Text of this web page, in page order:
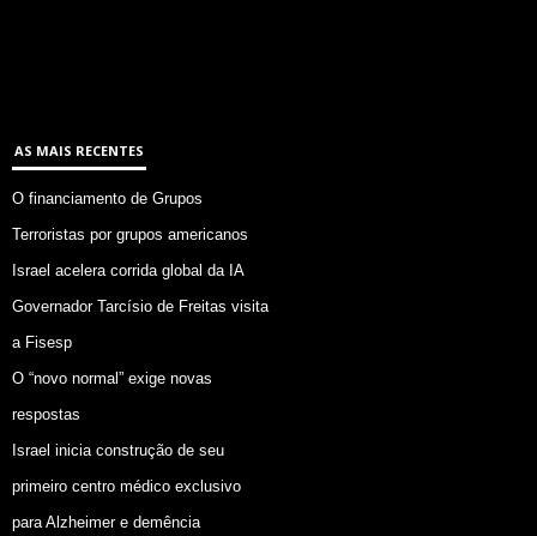
AS MAIS RECENTES
O financiamento de Grupos
Terroristas por grupos americanos
Israel acelera corrida global da IA
Governador Tarcísio de Freitas visita
a Fisesp
O “novo normal” exige novas
respostas
Israel inicia construção de seu
primeiro centro médico exclusivo
para Alzheimer e demência